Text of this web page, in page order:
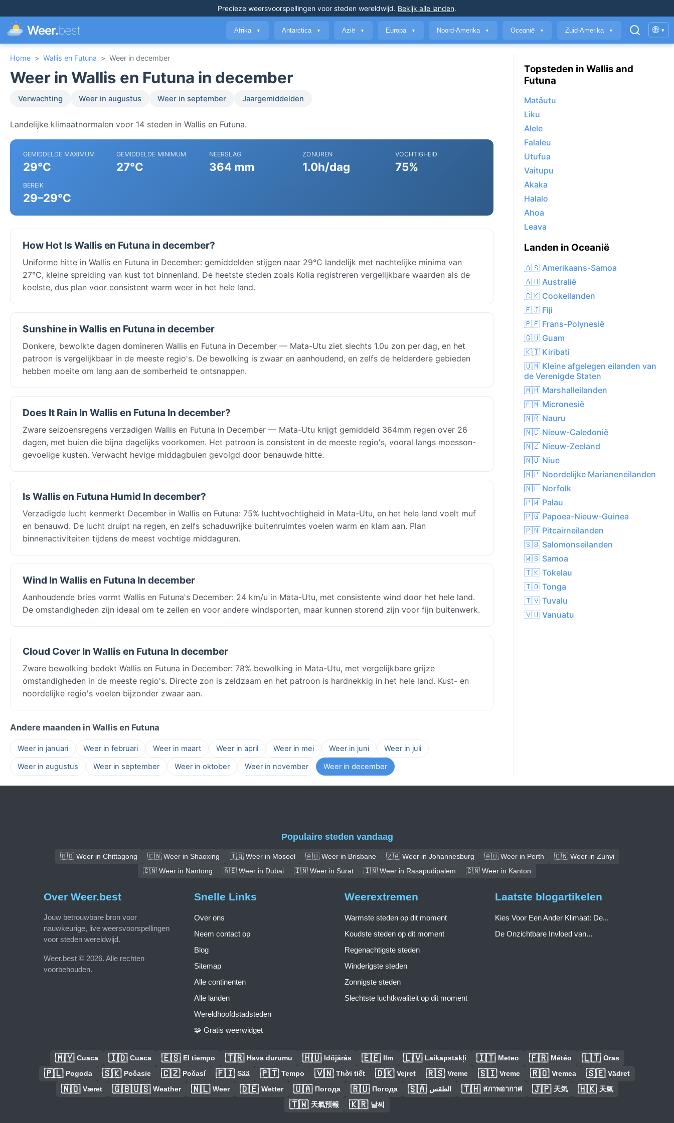
Precieze weersvoorspellingen voor steden wereldwijd. Bekijk alle landen.
Weer.best Afrika ▼ Antarctica ▼ Azië ▼ Europa ▼ Noord-Amerika ▼ Oceanië ▼ Zuid-Amerika ▼ 🌐 ▾
Home > Wallis en Futuna > Weer in december
Weer in Wallis en Futuna in december
Verwachting Weer in augustus Weer in september Jaargemiddelden
Landelijke klimaatnormalen voor 14 steden in Wallis en Futuna.
GEMIDDELDE MAXIMUM
29°C
GEMIDDELDE MINIMUM
27°C
NEERSLAG
364 mm
ZONUREN
1.0h/dag
VOCHTIGHEID
75%
BEREIK
29–29°C
How Hot Is Wallis en Futuna in december?
Uniforme hitte in Wallis en Futuna in December: gemiddelden stijgen naar 29°C landelijk met nachtelijke minima van
27°C, kleine spreiding van kust tot binnenland. De heetste steden zoals Kolia registreren vergelijkbare waarden als de
koelste, dus plan voor consistent warm weer in het hele land.
Sunshine in Wallis en Futuna in december
Donkere, bewolkte dagen domineren Wallis en Futuna in December — Mata-Utu ziet slechts 1.0u zon per dag, en het
patroon is vergelijkbaar in de meeste regio's. De bewolking is zwaar en aanhoudend, en zelfs de helderdere gebieden
hebben moeite om lang aan de somberheid te ontsnappen.
Does It Rain In Wallis en Futuna In december?
Zware seizoensregens verzadigen Wallis en Futuna in December — Mata-Utu krijgt gemiddeld 364mm regen over 26
dagen, met buien die bijna dagelijks voorkomen. Het patroon is consistent in de meeste regio's, vooral langs moesson-
gevoelige kusten. Verwacht hevige middagbuien gevolgd door benauwde hitte.
Is Wallis en Futuna Humid In december?
Verzadigde lucht kenmerkt December in Wallis en Futuna: 75% luchtvochtigheid in Mata-Utu, en het hele land voelt muf
en benauwd. De lucht druipt na regen, en zelfs schaduwrijke buitenruimtes voelen warm en klam aan. Plan
binnenactiviteiten tijdens de meest vochtige middaguren.
Wind In Wallis en Futuna In december
Aanhoudende bries vormt Wallis en Futuna's December: 24 km/u in Mata-Utu, met consistente wind door het hele land.
De omstandigheden zijn ideaal om te zeilen en voor andere windsporten, maar kunnen storend zijn voor fijn buitenwerk.
Cloud Cover In Wallis en Futuna In december
Zware bewolking bedekt Wallis en Futuna in December: 78% bewolking in Mata-Utu, met vergelijkbare grijze
omstandigheden in de meeste regio's. Directe zon is zeldzaam en het patroon is hardnekkig in het hele land. Kust- en
noordelijke regio's voelen bijzonder zwaar aan.
Andere maanden in Wallis en Futuna
Weer in januari Weer in februari Weer in maart Weer in april Weer in mei Weer in juni
Weer in juli
Weer in augustus
Weer in september Weer in oktober Weer in november Weer in december
Topsteden in Wallis and
Futuna
Matâutu
Liku
Alele
Falaleu
Utufua
Vaitupu
Akaka
Halalo
Ahoa
Leava
Landen in Oceanië
🇦🇸 Amerikaans-Samoa
🇦🇺 Australië
🇨🇰 Cookeilanden
🇫🇯 Fiji
🇵🇫 Frans-Polynesië
🇬🇺 Guam
🇰🇮 Kiribati
🇺🇲 Kleine afgelegen eilanden van
de Verenigde Staten
🇲🇭 Marshalleilanden
🇫🇲 Micronesië
🇳🇷 Nauru
🇳🇨 Nieuw-Caledonië
🇳🇿 Nieuw-Zeeland
🇳🇺 Niue
🇲🇵 Noordelijke Marianeneilanden
🇳🇫 Norfolk
🇵🇼 Palau
🇵🇬 Papoea-Nieuw-Guinea
🇵🇳 Pitcairneilanden
🇸🇧 Salomonseilanden
🇼🇸 Samoa
🇹🇰 Tokelau
🇹🇴 Tonga
🇹🇻 Tuvalu
🇻🇺 Vanuatu
Populaire steden vandaag
🇧🇩 Weer in Chittagong 🇨🇳 Weer in Shaoxing 🇮🇶 Weer in Mosoel 🇦🇺 Weer in Brisbane 🇿🇦 Weer in Johannesburg 🇦🇺 Weer in Perth
🇨🇳 Weer in Zunyi
🇨🇳 Weer in Nantong
🇦🇪 Weer in Dubai 🇮🇳 Weer in Surat 🇮🇳 Weer in Rasapūdipalem 🇨🇳 Weer in Kanton
Over Weer.best
Jouw betrouwbare bron voor
nauwkeurige, live weersvoorspellingen
voor steden wereldwijd.
Weer.best © 2026. Alle rechten
voorbehouden.
Snelle Links
Over ons
Neem contact op
Blog
Sitemap
Alle continenten
Alle landen
Wereldhoofdstadsteden
🧩 Gratis weerwidget
Weerextremen
Warmste steden op dit moment
Koudste steden op dit moment
Regenachtigste steden
Winderigste steden
Zonnigste steden
Slechtste luchtkwaliteit op dit moment
Laatste blogartikelen
Kies Voor Een Ander Klimaat: De...
De Onzichtbare Invloed van...
🇲🇾 Cuaca 🇮🇩 Cuaca 🇪🇸 El tiempo 🇹🇷 Hava durumu 🇭🇺 Időjárás 🇪🇪 Ilm 🇱🇻 Laikapstākļi 🇮🇹 Meteo 🇫🇷 Météo 🇱🇹 Oras
🇵🇱 Pogoda 🇸🇰 Počasie 🇨🇿 Počasí 🇫🇮 Sää 🇵🇹 Tempo 🇻🇳 Thời tiết 🇩🇰 Vejret 🇷🇸 Vreme 🇸🇮 Vreme 🇷🇴 Vremea 🇸🇪 Vädret
🇳🇴 Været 🇬🇧🇺🇸 Weather 🇳🇱 Weer 🇩🇪 Wetter 🇺🇦 Погода 🇷🇺 Погода 🇸🇦 الطقس 🇹🇭 สภาพอากาศ 🇯🇵 天気 🇭🇰 天氣
🇹🇼 天氣預報 🇰🇷 날씨